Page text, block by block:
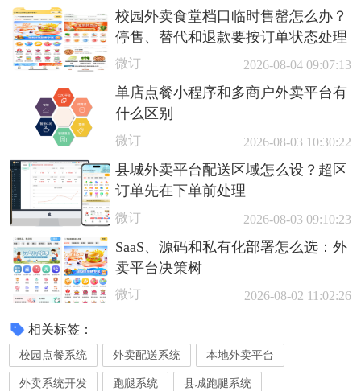
校园外卖食堂档口临时售罄怎么办？
停售、替代和退款要按订单状态处理
微订 2026-08-04 09:07:13
单店点餐小程序和多商户外卖平台有
什么区别
微订 2026-08-03 10:30:22
县城外卖平台配送区域怎么设？超区
订单先在下单前处理
微订 2026-08-03 09:10:23
SaaS、源码和私有化部署怎么选：外
卖平台决策树
微订 2026-08-02 11:02:26
相关标签：
校园点餐系统 外卖配送系统 本地外卖平台
外卖系统开发 跑腿系统 县城跑腿系统